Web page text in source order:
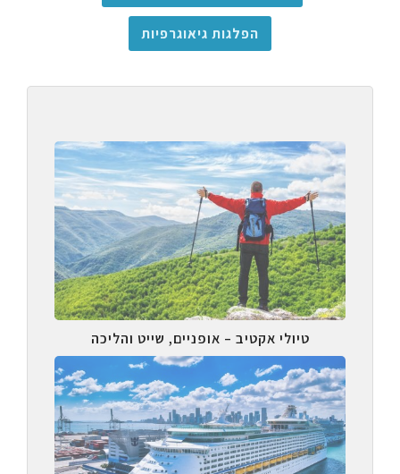
הפלגות גיאוגרפיות
טיולי אקטיב – אופניים, שייט והליכה